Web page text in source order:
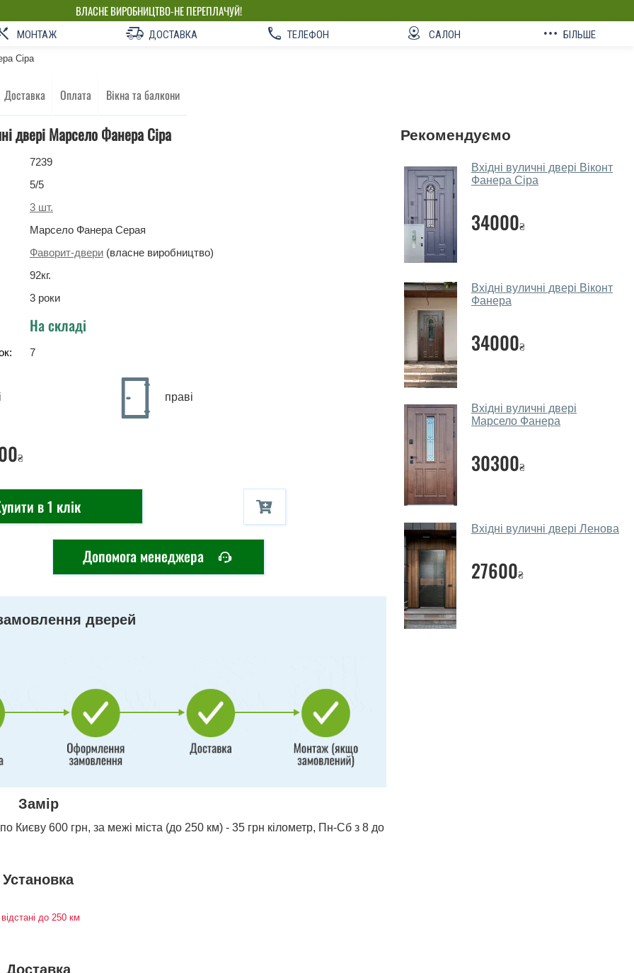
ВЛАСНЕ ВИРОБНИЦТВО-НЕ ПЕРЕПЛАЧУЙ!
МОНТАЖ ДОСТАВКА ТЕЛЕФОН САЛОН БІЛЬШЕ
Cіра
Доставка Оплата Вікна та балкони
двері Марсело Фанера Cіра
7239
5/5
3 шт.
Марсело Фанера Серая
Фаворит-двери (власне виробництво)
92кг.
3 роки
На складі
7
праві
₴
в 1 клік
Допомога менеджера
дверей
Замір
Києву 600 грн, за межі міста (до 250 км) - 35 грн кілометр, Пн-Сб з 8 до
Установка
до 250 км
Доставка
Рекомендуємо
Вхідні вуличні двері Віконт
Фанера Сіра
34000₴
Вхідні вуличні двері Віконт
Фанера
34000₴
Вхідні вуличні двері
Марсело Фанера
30300₴
Вхідні вуличні двері Ленова
27600₴